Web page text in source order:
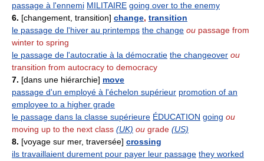
passage à l'ennemi MILITAIRE going over to the enemy
6. [changement, transition] change, transition
le passage de l'hiver au printemps the change ou passage from
winter to spring
le passage de l'autocratie à la démocratie the changeover ou
transition from autocracy to democracy
7. [dans une hiérarchie] move
passage d'un employé à l'échelon supérieur promotion of an
employee to a higher grade
le passage dans la classe supérieure ÉDUCATION going ou
moving up to the next class (UK) ou grade (US)
8. [voyage sur mer, traversée] crossing
ils travaillaient durement pour payer leur passage they worked